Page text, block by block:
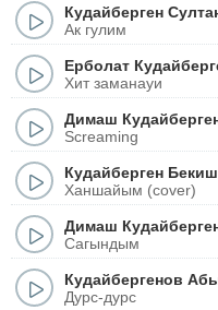
Кудайберген
Ак гулим
Ерболат
Хит заманауи
Димаш
Screaming
Кудайберген Бекиш
Ханшайым (cover)
Димаш
Сагындым
Кудайбергенов
Дурс-дурс